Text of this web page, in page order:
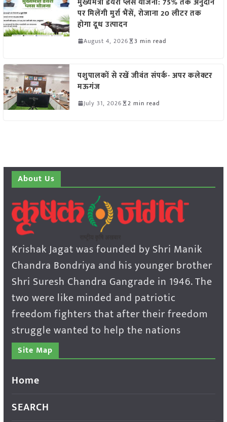
पर मिलेंगी मुर्रा भैंसें, रोजाना 20 लीटर तक
होगा दूध उत्पादन
August 4, 2026 3 min read
पशुपालकों से रखें जीवंत संपर्क- अपर कलेक्टर
मऊगंज
July 31, 2026 2 min read
About Us
Krishak Jagat was founded by Shri Manik
Chandra Bondriya and his younger brother
Shri Suresh Chandra Gangrade in 1946. The
two were like minded and patriotic
freedom fighters that after their freedom
struggle wanted to help the nations
Site Map
Home
SEARCH